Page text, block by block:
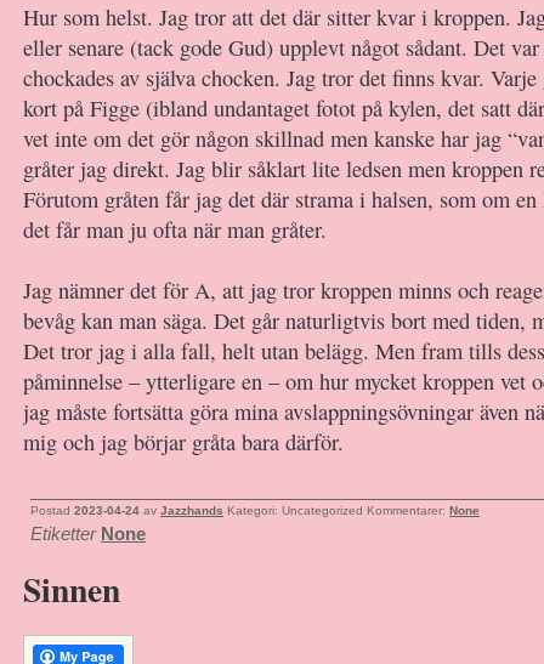
Hur som helst. Jag tror att det där sitter kvar i kroppen.
eller senare (tack gode Gud) upplevt något sådant. Det
chockades av själva chocken. Jag tror det finns kvar.
kort på Figge (ibland undantaget fotot på kylen, det satt
vet inte om det gör någon skillnad men kanske har jag
gråter jag direkt. Jag blir såklart lite ledsen men kroppen
Förutom gråten får jag det där strama i halsen, som om
det får man ju ofta när man gråter.
Jag nämner det för A, att jag tror kroppen minns och
bevåg kan man säga. Det går naturligtvis bort med tiden,
Det tror jag i alla fall, helt utan belägg. Men fram tills
påminnelse – ytterligare en – om hur mycket kroppen vet
jag måste fortsätta göra mina avslappningsövningar även
mig och jag börjar gråta bara därför.
Postad 2023-04-24 av Jazzhands Kategori: Uncategorized Kommentarer: None
Etiketter None
Sinnen